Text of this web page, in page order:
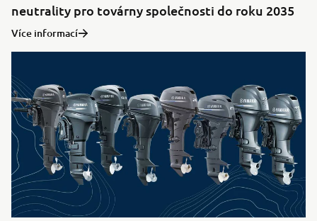
neutrality pro továrny společnosti do roku 2035
Více informací